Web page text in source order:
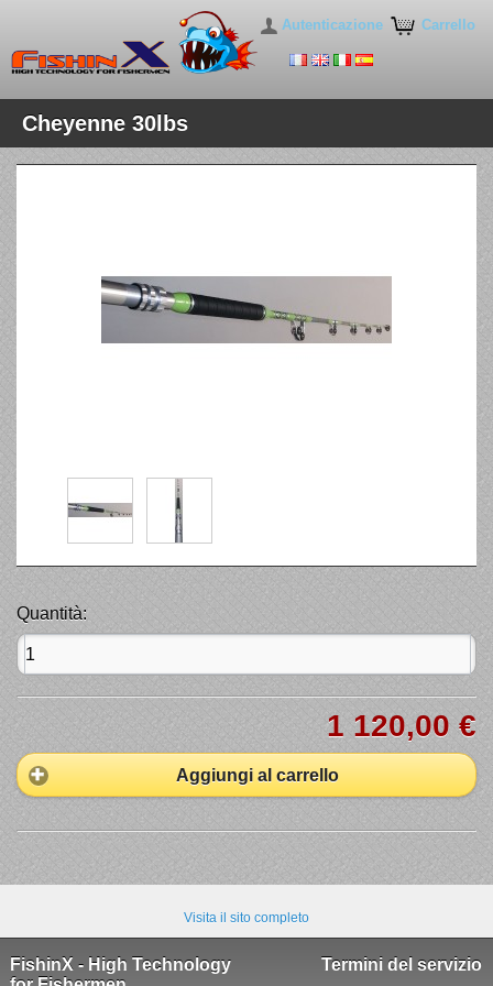
Carrello
Autenticazione
Cheyenne 30lbs
Quantità:
1 120,00 €
Aggiungi al carrello
Visita il sito completo
FishinX - High Technology
Termini del servizio